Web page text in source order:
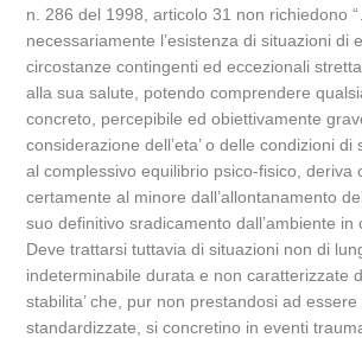
n. 286 del 1998, articolo 31 non richiedono
necessariamente l’esistenza di situazioni di
circostanze contingenti ed eccezionali
alla sua salute, potendo comprendere
concreto, percepibile ed obiettivamente
considerazione dell’eta’ o delle condizioni di
al complessivo equilibrio psico-fisico, deriva
certamente al minore dall’allontanamento
suo definitivo sradicamento dall’ambiente in
Deve trattarsi tuttavia di situazioni non di
indeterminabile durata e non caratterizzate
stabilita’ che, pur non prestandosi ad
standardizzate, si concretino in eventi